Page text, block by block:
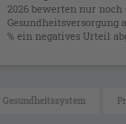
2026 bewerten nur noch
Gesundheitsversorgung
% ein negatives Urteil
Gesundheitssystem